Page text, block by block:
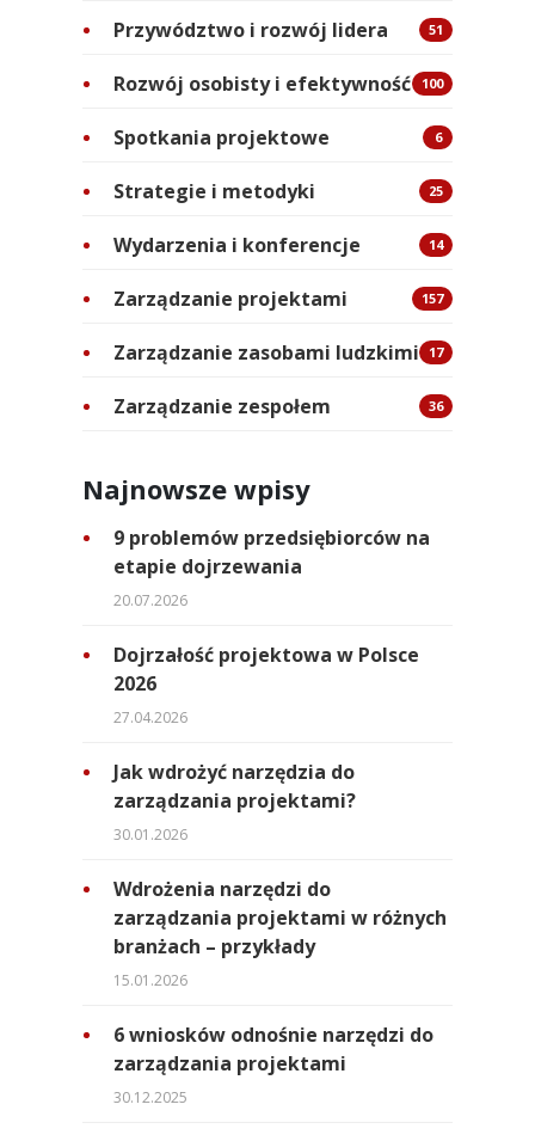
Przywództwo i rozwój lidera 51
Rozwój osobisty i efektywność 100
Spotkania projektowe 6
Strategie i metodyki 25
Wydarzenia i konferencje 14
Zarządzanie projektami 157
Zarządzanie zasobami ludzkimi 17
Zarządzanie zespołem 36
Najnowsze wpisy
9 problemów przedsiębiorców na
etapie dojrzewania
20.07.2026
Dojrzałość projektowa w Polsce
2026
27.04.2026
Jak wdrożyć narzędzia do
zarządzania projektami?
30.01.2026
Wdrożenia narzędzi do
zarządzania projektami w różnych
branżach – przykłady
15.01.2026
6 wniosków odnośnie narzędzi do
zarządzania projektami
30.12.2025